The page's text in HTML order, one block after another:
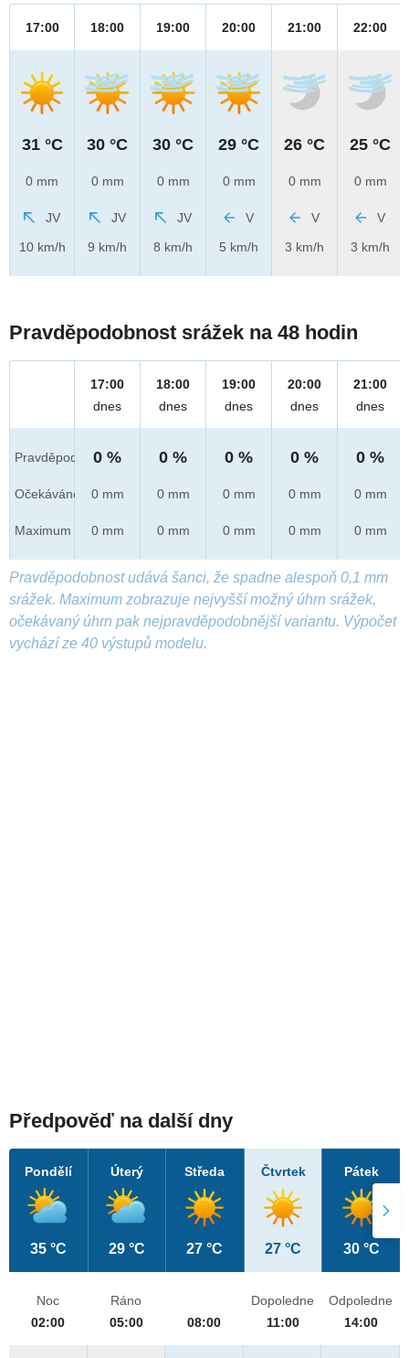
17:00
31 °C
0 mm
JV
10 km/h
18:00
30 °C
0 mm
JV
9 km/h
19:00
30 °C
0 mm
JV
8 km/h
20:00
29 °C
0 mm
V
5 km/h
21:00
26 °C
0 mm
V
3 km/h
22:00
25 °C
0 mm
V
3 km/h
Pravděpodobnost srážek na 48 hodin
Pravděpod.
Očekáváno
Maximum
17:00
dnes
0 %
0 mm
0 mm
18:00
dnes
0 %
0 mm
0 mm
19:00
dnes
0 %
0 mm
0 mm
20:00
dnes
0 %
0 mm
0 mm
21:00
dnes
0 %
0 mm
0 mm
Pravděpodobnost udává šanci, že spadne alespoň 0,1 mm
srážek. Maximum zobrazuje nejvyšší možný úhrn srážek,
očekávaný úhrn pak nejpravděpodobnější variantu. Výpočet
vychází ze 40 výstupů modelu.
Předpověď na další dny
Pondělí
35 °C
Úterý
29 °C
Středa
27 °C
Čtvrtek
27 °C
Pátek
30 °C
Noc
02:00
Ráno
05:00
08:00
Dopoledne
11:00
Odpoledne
14:00